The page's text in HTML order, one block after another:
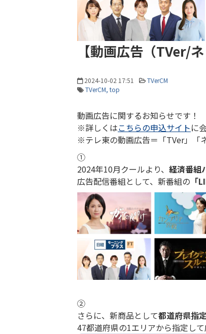
【動画広告（TVer/
2024-10-02 17:51
TVerCM
TVerCM top
動画広告に関するお知らせです！
※詳しくはこちらの申込サイトに
※テレ東の動画広告＝「TVer」「
①
2024年10月クールより、 経済番組
広告配信番組として、新番組の 「
②
さらに、新商品として都道府県指
47都道府県の1エリアから指定して